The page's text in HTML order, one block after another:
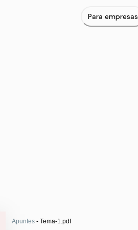
Apuntes - Tema-1.pdf
Para empresas